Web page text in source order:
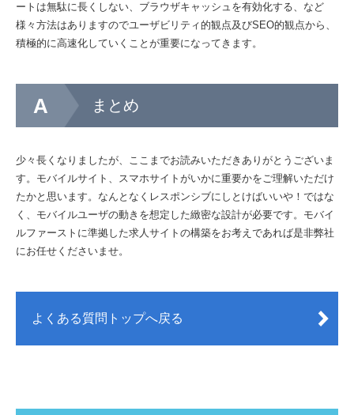
ートは無駄に長くしない、ブラウザキャッシュを有効化する、など
様々方法はありますのでユーザビリティ的観点及びSEO的観点から、
積極的に高速化していくことが重要になってきます。
まとめ
少々長くなりましたが、ここまでお読みいただきありがとうございま
す。モバイルサイト、スマホサイトがいかに重要かをご理解いただけ
たかと思います。なんとなくレスポンシブにしとけばいいや！ではな
く、モバイルユーザの動きを想定した緻密な設計が必要です。モバイ
ルファーストに準拠した求人サイトの構築をお考えであれば是非弊社
にお任せくださいませ。
よくある質問トップへ戻る